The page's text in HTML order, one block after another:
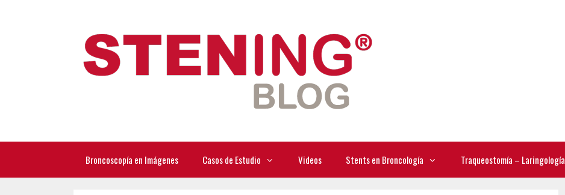
Broncoscopía en Imágenes Casos de Estudio Videos Stents en Broncología Traqueostomía – Laringología